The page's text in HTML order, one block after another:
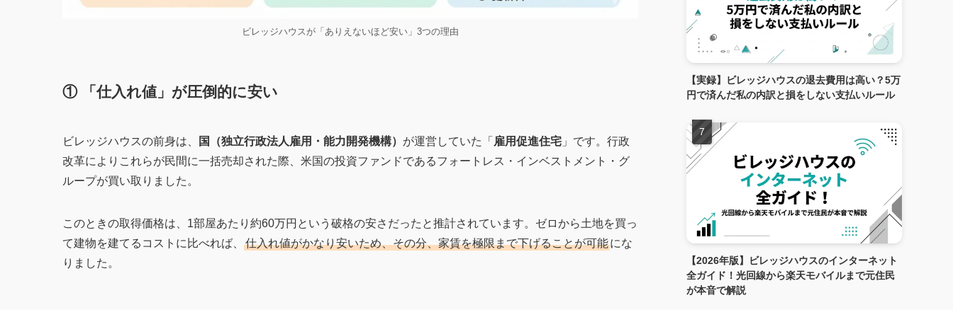
ビレッジハウスが「ありえないほど安い」3つの理由
① 「仕入れ値」が圧倒的に安い
ビレッジハウスの前身は、 国（独立行政法人雇用・能力開発機構） が運営していた「 雇用促進住宅 」です。行政
改革によりこれらが民間に一括売却された際、米国の投資ファンドであるフォートレス・インベストメント・グ
ループが買い取りました。
このときの取得価格は、1部屋あたり約60万円という破格の安さだったと推計されています。ゼロから土地を買っ
て建物を建てるコストに比べれば、
仕入れ値がかなり安いため、その分、家賃を極限まで下げることが可能にな
りました。
【実録】ビレッジハウスの退去費用は高い？5万
円で済んだ私の内訳と損をしない支払いルール
【2026年版】ビレッジハウスのインターネット
全ガイド！光回線から楽天モバイルまで元住民
が本音で解説